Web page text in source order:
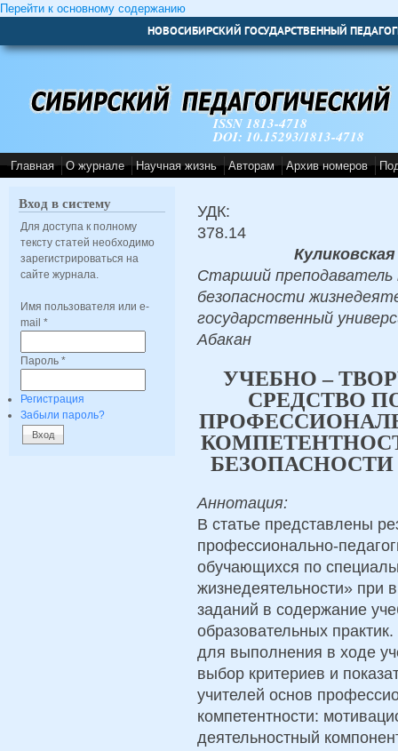
Перейти к основному содержанию
НОВОСИБИРСКИЙ ГОСУДАРСТВЕННЫЙ
ISSN 1813-4718
DOI: 10.15293/1813-4718
Главная О журнале Научная жизнь Авторам Архив номеров
Вход в систему
Для доступа к полному
тексту статей необходимо
зарегистрироваться на
сайте журнала.
Имя пользователя или e-
mail *
Пароль *
Регистрация
Забыли пароль?
УДК:
378.14
Старший
безопасности
государственный
Абакан
УЧЕБНО –
СРЕДСТВО
Аннотация:
В статье представлены
профессионально-
обучающихся по
жизнедеятельности» при
заданий в содержание
образовательных
для выполнения в ходе
выбор критериев и
учителей основ
компетентности:
деятельностный